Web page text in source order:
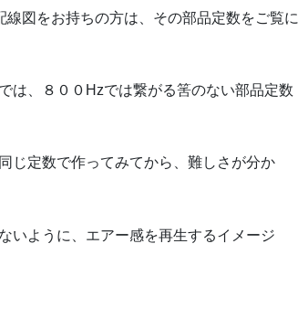
線図をお持ちの方は、その部品定数をご覧に
は、８００Hzでは繋がる筈のない部品定数
じ定数で作ってみてから、難しさが分か
いように、エアー感を再生するイメージ